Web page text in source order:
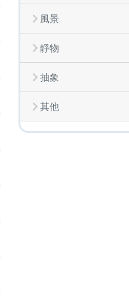
風景
靜物
抽象
其他